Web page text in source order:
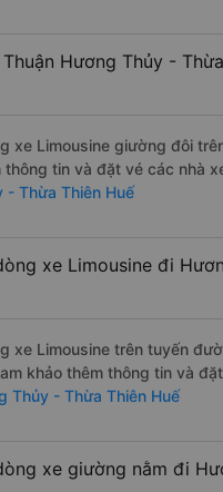
Hương Thủy -
xe Limousine giường đôi
tin và đặt vé các nhà
- Thừa Thiên Huế
xe Limousine đi
xe Limousine trên tuyến
khảo thêm thông tin và
Thủy - Thừa Thiên Huế
xe giường nằm đi